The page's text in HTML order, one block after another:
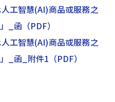
工智慧(AI)商品或服務之
_函 （PDF）
工智慧(AI)商品或服務之
_函_附件1 （PDF）